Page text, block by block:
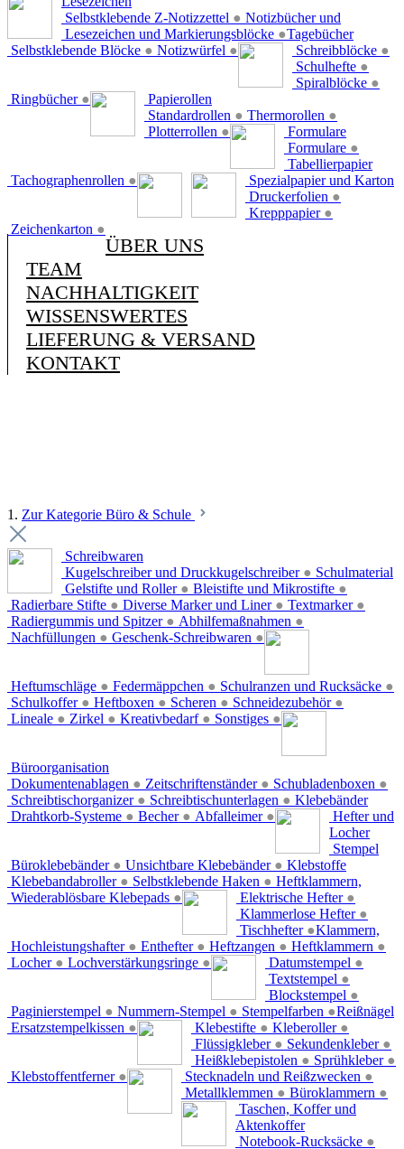
Selbstklebende Z-Notizzettel ●
Lesezeichen und Markierungsblöcke ●
Selbstklebende Blöcke ● Notizwürfel ●
Notizbücher und
Tagebücher
Schreibblöcke ●
Schulhefte ●
Spiralblöcke ●
Ringbücher ●
Papierollen
Standardrollen ● Thermorollen ●
Plotterrollen ●
Formulare
Formulare ●
Tachographenrollen ●
Tabellierpapier
Spezialpapier und Karton
Druckerfolien ●
Krepppapier ●
Zeichenkarton ●
ÜBER UNS
TEAM
NACHHALTIGKEIT
WISSENSWERTES
LIEFERUNG & VERSAND
KONTAKT
1. Zur Kategorie Büro & Schule
Schreibwaren
Kugelschreiber und Druckkugelschreiber ●
Gelstifte und Roller ● Bleistifte und Mikrostifte ●
Radierbare Stifte ● Diverse Marker und Liner ● Textmarker ●
Radiergummis und Spitzer ● Abhilfemaßnahmen ●
Nachfüllungen ● Geschenk-Schreibwaren ●
Schulmaterial
Heftumschläge ● Federmäppchen ● Schulranzen und Rucksäcke ●
Schulkoffer ● Heftboxen ● Scheren ● Schneidezubehör ●
Lineale ● Zirkel ● Kreativbedarf ● Sonstiges ●
Büroorganisation
Dokumentenablagen ● Zeitschriftenständer ● Schubladenboxen ●
Schreibtischorganizer ● Schreibtischunterlagen ●
Drahtkorb-Systeme ● Becher ● Abfalleimer ●
Klebebänder
Büroklebebänder ● Unsichtbare Klebebänder ●
Klebebandabroller ● Selbstklebende Haken ●
Wiederablösbare Klebepads ●
Hefter und
Locher
Elektrische Hefter ●
Klammerlose Hefter ●
Tischhefter ●
Hochleistungshafter ● Enthefter ● Heftzangen ● Heftklammern ●
Locher ● Lochverstärkungsringe ●
Stempel
Datumstempel ●
Textstempel ●
Blockstempel ●
Paginierstempel ● Nummern-Stempel ● Stempelfarben ●
Ersatzstempelkissen ●
Klebstoffe
Klebestifte ● Kleberoller ●
Flüssigkleber ● Sekundenkleber ●
Heißklebepistolen ● Sprühkleber ●
Klebstoffentferner ●
Heftklammern,
Klammern,
Reißnägel
Stecknadeln und Reißzwecken ●
Metallklemmen ● Büroklammern ●
Taschen, Koffer und
Aktenkoffer
Notebook-Rucksäcke ●